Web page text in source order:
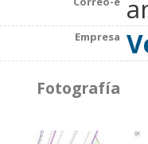
Empresa
Fotografía